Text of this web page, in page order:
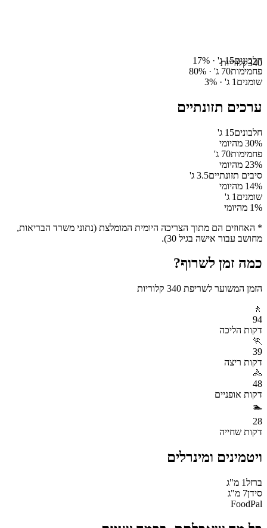
340קלוריותחלבונים15ג' · 17%
פחמימות70 ג' · 80%
שומנים 1 ג' · 3%
ערכים תזונתיים
חלבונים15 ג'
30% מהיומי
פחמימות70 ג'
23% מהיומי
סיבים תזונתיים3.5 ג'
14% מהיומי
שומנים 1 ג'
1% מהיומי
* האחוזים הם מתוך הצריכה היומית המומלצת (נתוני משרד הבריאות,
מחושב עבור אישה בגיל 30).
כמה זמן לשרוף?
הזמן המשוער לשריפת 340 קלוריות
🚶
94
דקות הליכה
🏃
39
דקות ריצה
🚴
48
דקות אופניים
🏊
28
דקות שחייה
ויטמינים ומינרלים
ברזל1 מ"ג
סידן7 מ"ג
FoodPal